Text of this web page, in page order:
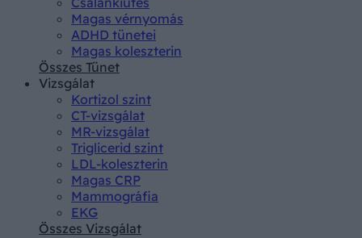
Magas vérnyomás
ADHD tünetei
Magas koleszterin
Összes Tünet
Vizsgálat
Kortizol szint
CT-vizsgálat
MR-vizsgálat
Triglicerid szint
LDL-koleszterin
Magas CRP
Mammográfia
EKG
Összes Vizsgálat